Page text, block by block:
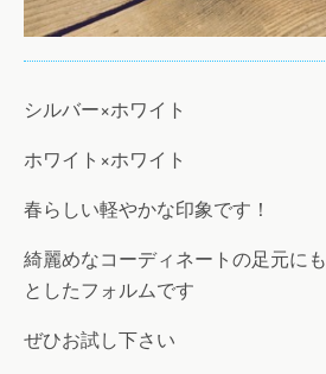
シルバー×ホワイト
ホワイト×ホワイト
春らしい軽やかな印象です！
綺麗めなコーディネートの足元に
としたフォルムです
ぜひお試し下さい